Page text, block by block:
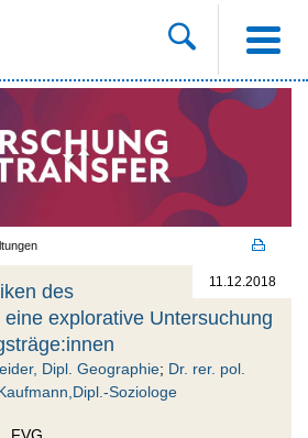
11.12.2018
des
explorative Untersuchung
Dipl. Geographie; Dr. rer. pol.
Soziologe
FVG